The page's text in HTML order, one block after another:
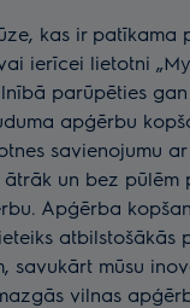
kas ir patīkama
ierīcei lietotni
parūpēties
apģērbu
savienojumu
un bez pūlēm
Apģērba
atbilstošākās
savukārt mūsu
vilnas